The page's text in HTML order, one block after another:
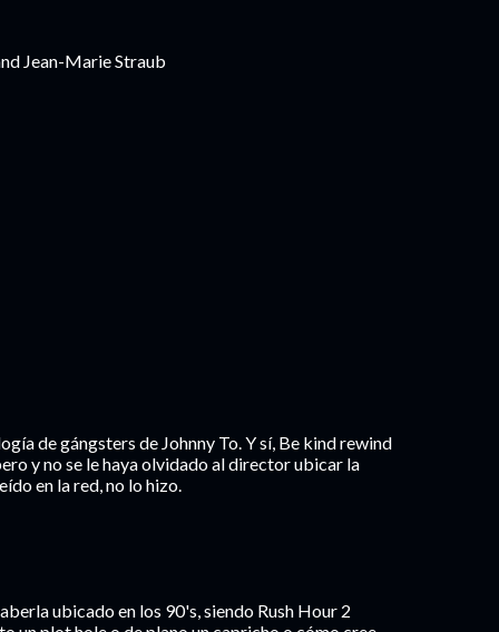
Jean-Marie Straub
de gángsters de Johnny To. Y sí, Be kind rewind
y no se le haya olvidado al director ubicar la
en la red, no lo hizo.
ubicado en los 90's, siendo Rush Hour 2